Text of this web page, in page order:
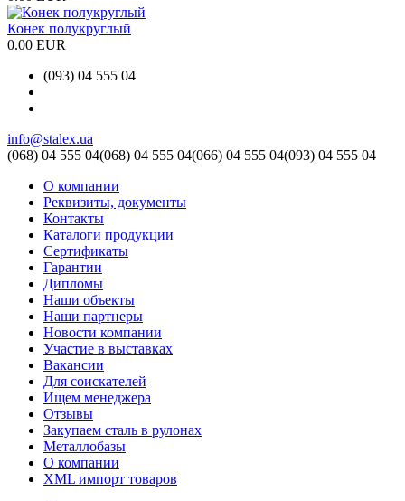
Конек полукруглый
0.00 EUR
(093) 04 555 04
info@stalex.ua
(068) 04 555 04(068) 04 555 04(066) 04 555 04(093) 04 555 04
О компании
Реквизиты, документы
Контакты
Каталоги продукции
Сертификаты
Гарантии
Дипломы
Наши объекты
Наши партнеры
Новости компании
Участие в выставках
Вакансии
Для соискателей
Ищем менеджера
Отзывы
Закупаем сталь в рулонах
Металлобазы
О компании
XML импорт товаров